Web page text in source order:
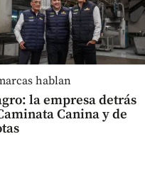
hablan
la empresa detrás
Canina y de